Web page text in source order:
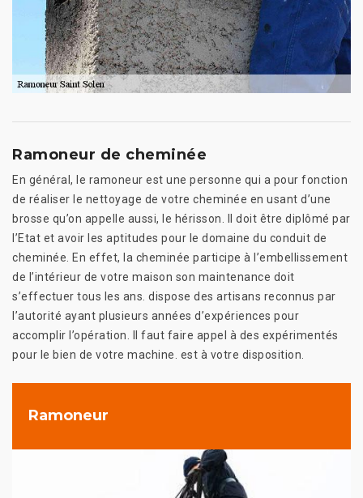
Ramoneur de cheminée
En général, le ramoneur est une personne qui a pour fonction
de réaliser le nettoyage de votre cheminée en usant d’une
brosse qu’on appelle aussi, le hérisson. Il doit être diplômé par
l’Etat et avoir les aptitudes pour le domaine du conduit de
cheminée. En effet, la cheminée participe à l’embellissement
de l’intérieur de votre maison son maintenance doit
s’effectuer tous les ans. dispose des artisans reconnus par
l’autorité ayant plusieurs années d’expériences pour
accomplir l’opération. Il faut faire appel à des expérimentés
pour le bien de votre machine. est à votre disposition.
Ramoneur